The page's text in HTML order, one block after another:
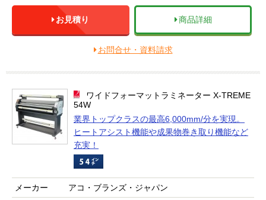
お見積り 商品詳細
お問合せ・資料請求
ワイドフォーマットラミネーター X-TREME
54W
業界トップクラスの最高6,000mm/分を実現。
ヒートアシスト機能や成果物巻き取り機能など
充実！
メーカー アコ・ブランズ・ジャパン